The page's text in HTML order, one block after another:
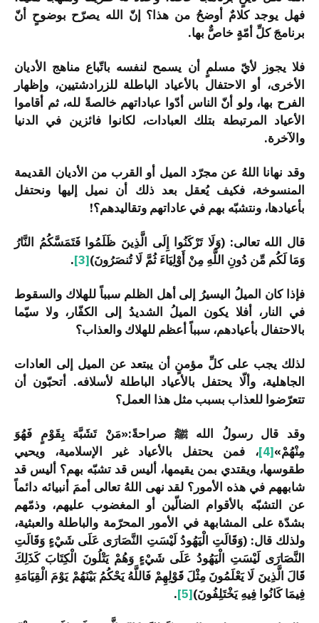
فهل يوجد كلامٌ أوضحُ من هذا؟ إنّ الله يصرّح بوضوحٍ أنّ
برنامجَ كلِّ أمّةٍ خاصٌّ بها.
فلا يجوز لأيّ مسلمٍ أن يسمح لنفسه باتّباع مناهج الأديان
الأخرى، أو الاحتفال بالأعياد الباطلة للزرادشتيين، وإظهار
الفرح بها، ولو أنّ الناس أدّوا عباداتهم خالصةً لله، ثم أقاموا
الأعياد المرتبطة بتلك العبادات، لكانوا فائزين في الدنيا
والآخرة.
وقد نهانا اللهُ عن مجرّد الميل أو القرب من الأديان القديمة
المنسوخة، فكيف يُعقل بعد ذلك أن نميل إليها ونحتفل
بأعيادها، ونتشبّه بهم في عاداتهم وتقاليدهم؟!
قال الله تعالى: (وَلَا تَرْكَنُوا إِلَى الَّذِينَ ظَلَمُوا فَتَمَسَّكُمُ النَّارُ
وَمَا لَكُم مِّن دُونِ اللَّهِ مِنْ أَوْلِيَاءَ ثُمَّ لَا تُنصَرُونَ)[3]
.
فإذا كان الميلُ اليسيرُ إلى أهل الظلم سبباً للهلاك والسقوط
في النار، أفلا يكون الميلُ الشديدُ إلى الكفّار، ولا سيّما
بالاحتفال بأعيادهم، سبباً أعظم للهلاك والعذاب؟
لذلك يجب على كلِّ مؤمنٍ أن يبتعد عن الميل إلى العادات
الجاهلية، وألّا يحتفل بالأعياد الباطلة لأسلافه. أتحبّون أن
تتعرّضوا للعذاب بسبب مثل هذا العمل؟
وقد قال رسولُ الله ﷺ صراحةً:«مَنْ تَشَبَّهَ بِقَوْمٍ فَهُوَ
مِنْهُمْ»[4]
، فمن يحتفل بالأعياد غير الإسلامية، ويحيي
طقوسها، ويقتدي بمن يقيمها، أليس قد تشبّه بهم؟ أليس قد
شابههم في هذه الأمور؟ لقد نهى اللهُ تعالى أممَ أنبيائه دائماً
عن التشبّه بالأقوام الضالّين أو المغضوب عليهم، وذمّهم
بشدّة على المشابهة في الأمور المحرّمة والباطلة والعبثية،
ولذلك قال: (وَقَالَتِ الْيَهُودُ لَيْسَتِ النَّصَارَى عَلَى شَيْءٍ وَقَالَتِ
النَّصَارَى لَيْسَتِ الْيَهُودُ عَلَى شَيْءٍ وَهُمْ يَتْلُونَ الْكِتَابَ كَذَلِكَ
قَالَ الَّذِينَ لَا يَعْلَمُونَ مِثْلَ قَوْلِهِمْ فَاللَّهُ يَحْكُمُ بَيْنَهُمْ يَوْمَ الْقِيَامَةِ
فِيمَا كَانُوا فِيهِ يَخْتَلِفُونَ)[5]
.